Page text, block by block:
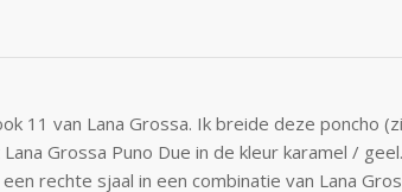
11 van Lana Grossa. Ik breide deze poncho
Grossa Puno Due in de kleur karamel /
rechte sjaal in een combinatie van Lana